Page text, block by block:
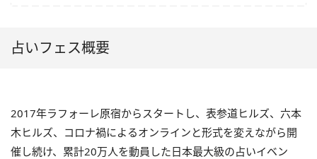
占いフェス概要
2017年ラフォーレ原宿からスタートし、表参道ヒルズ、六本
木ヒルズ、コロナ禍によるオンラインと形式を変えながら開
催し続け、累計20万人を動員した日本最大級の占いイベン